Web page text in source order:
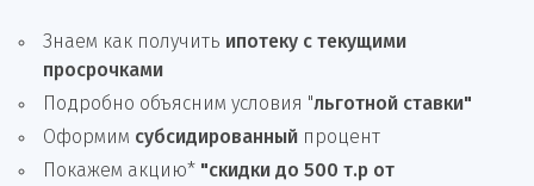
Знаем как получить ипотеку с текущими
просрочками
Подробно объясним условия "льготной ставки"
Оформим субсидированный процент
Покажем акцию* "скидки до 500 т.р от